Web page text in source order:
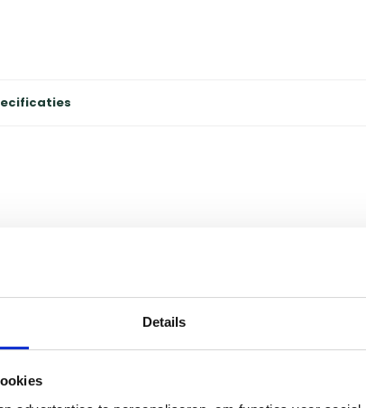
Details
op jouw keramische BBQ doe je natuurlijk
gemaakt van speciaal cordieriet
geschikt om op hoge temperaturen pizza
Groningen